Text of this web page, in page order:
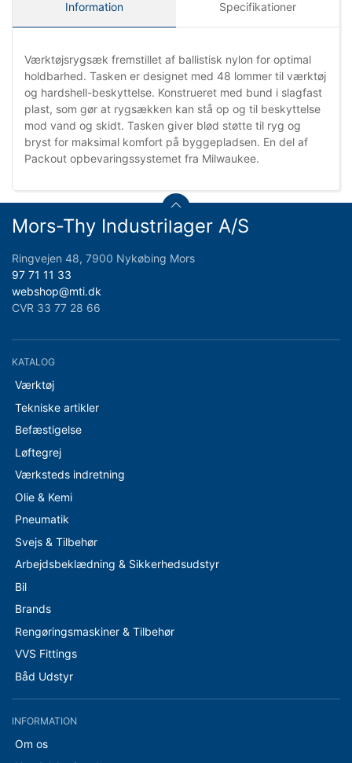
Information Specifikationer
Værktøjsrygsæk fremstillet af ballistisk nylon for optimal
holdbarhed. Tasken er designet med 48 lommer til værktøj
og hardshell-beskyttelse. Konstrueret med bund i slagfast
plast, som gør at rygsækken kan stå op og til beskyttelse
mod vand og skidt. Tasken giver blød støtte til ryg og
bryst for maksimal komfort på byggepladsen. En del af
Packout opbevaringssystemet fra Milwaukee.
Mors-Thy Industrilager A/S
Ringvejen 48, 7900 Nykøbing Mors
97 71 11 33
webshop@mti.dk
CVR 33 77 28 66
KATALOG
Værktøj
Tekniske artikler
Befæstigelse
Løftegrej
Værksteds indretning
Olie & Kemi
Pneumatik
Svejs & Tilbehør
Arbejdsbeklædning & Sikkerhedsudstyr
Bil
Brands
Rengøringsmaskiner & Tilbehør
VVS Fittings
Båd Udstyr
INFORMATION
Om os